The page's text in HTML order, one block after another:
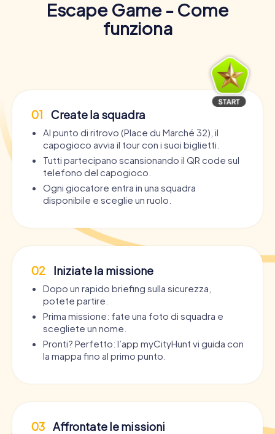
Escape Game - Come
funziona
01 Create la squadra
Al punto di ritrovo (Place du Marché 32), il
capogioco avvia il tour con i suoi biglietti.
Tutti partecipano scansionando il QR code sul
telefono del capogioco.
Ogni giocatore entra in una squadra
disponibile e sceglie un ruolo.
02 Iniziate la missione
Dopo un rapido briefing sulla sicurezza,
potete partire.
Prima missione: fate una foto di squadra e
scegliete un nome.
Pronti? Perfetto: l’app myCityHunt vi guida con
la mappa fino al primo punto.
03 Affrontate le missioni